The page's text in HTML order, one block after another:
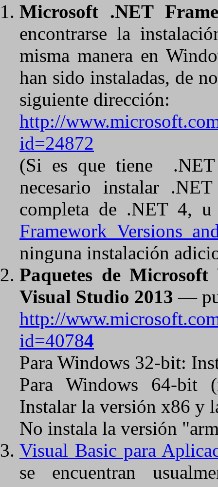
Microsoft .NET
encontrarse la
misma manera en
han sido instaladas, de
siguiente dirección:
http://
id=24872
(Si es que tiene
necesario instalar
completa de .NET 4,
Framework Versions
ninguna instalación
Paquetes de
Visual Studio 2013 —
http://
id=40784
Para Windows 32-bit:
Para Windows 64-bit
Instalar la versión x86 y
No instala la versión
Visual Basic para
se encuentran